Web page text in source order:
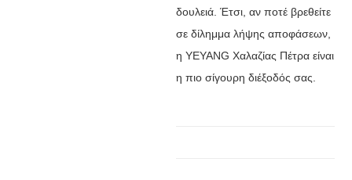
δουλειά. Έτσι, αν ποτέ βρεθείτε
σε δίλημμα λήψης αποφάσεων,
η YEYANG Χαλαζίας Πέτρα είναι
η πιο σίγουρη διέξοδός σας.